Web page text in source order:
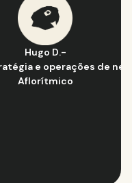
de negócios@